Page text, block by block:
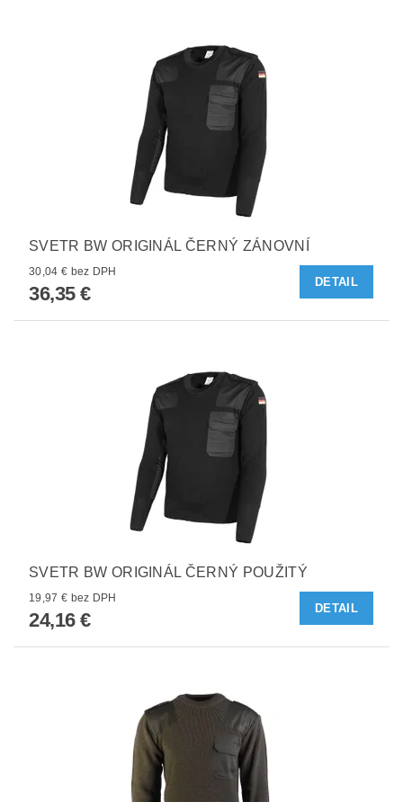
SVETR BW ORIGINÁL ČERNÝ ZÁNOVNÍ
30,04 € bez DPH
36,35 €
DETAIL
SVETR BW ORIGINÁL ČERNÝ POUŽITÝ
19,97 € bez DPH
24,16 €
DETAIL